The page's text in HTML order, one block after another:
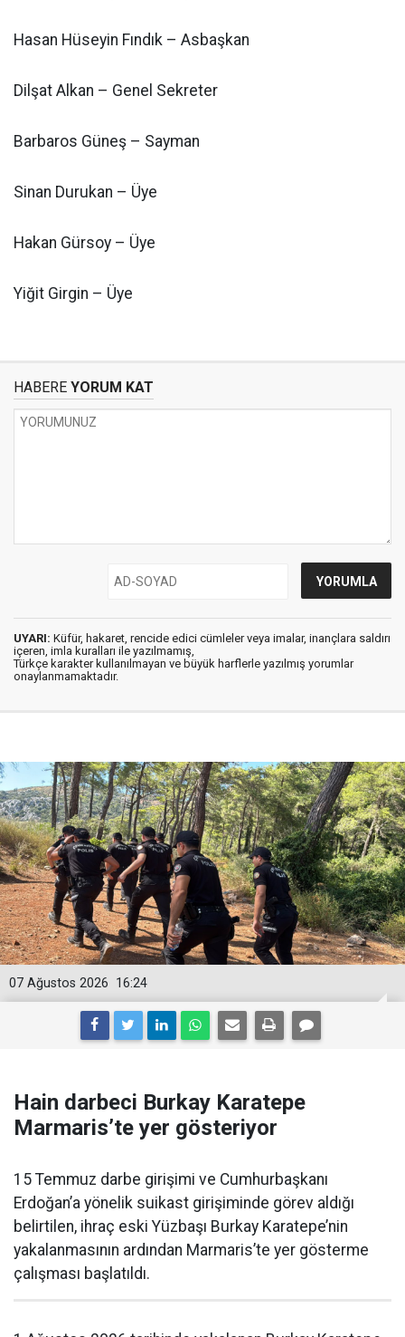
Hasan Hüseyin Fındık – Asbaşkan
Dilşat Alkan – Genel Sekreter
Barbaros Güneş – Sayman
Sinan Durukan – Üye
Hakan Gürsoy – Üye
Yiğit Girgin – Üye
HABERE YORUM KAT
UYARI: Küfür, hakaret, rencide edici cümleler veya imalar, inançlara saldırı
içeren, imla kuralları ile yazılmamış,
Türkçe karakter kullanılmayan ve büyük harflerle yazılmış yorumlar
onaylanmamaktadır.
16:24
07 Ağustos 2026
Hain darbeci Burkay Karatepe
Marmaris’te yer gösteriyor
15 Temmuz darbe girişimi ve Cumhurbaşkanı
Erdoğan’a yönelik suikast girişiminde görev aldığı
belirtilen, ihraç eski Yüzbaşı Burkay Karatepe’nin
yakalanmasının ardından Marmaris’te yer gösterme
çalışması başlatıldı.